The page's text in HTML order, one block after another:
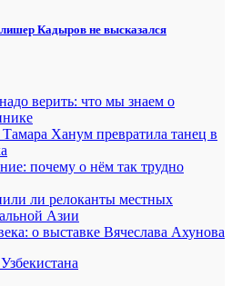
Кадыров не высказался
верить: что мы знаем о
Ханум превратила танец в
почему о нём так трудно
ли релоканты местных
Азии
о выставке Вячеслава Ахунова